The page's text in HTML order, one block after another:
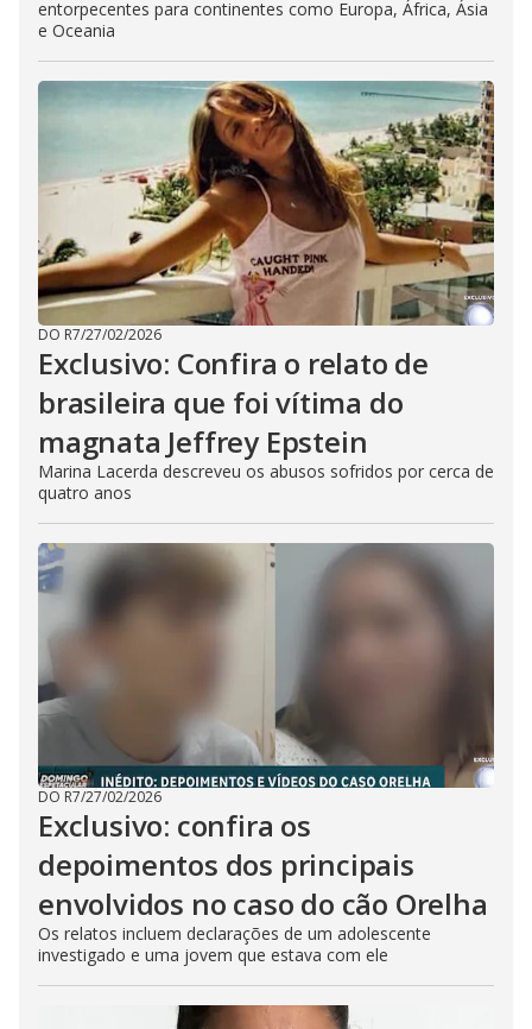
entorpecentes para continentes como Europa, África, Ásia
e Oceania
DO R7/27/02/2026
Exclusivo: Confira o relato de
brasileira que foi vítima do
magnata Jeffrey Epstein
Marina Lacerda descreveu os abusos sofridos por cerca de
quatro anos
DO R7/27/02/2026
Exclusivo: confira os
depoimentos dos principais
envolvidos no caso do cão Orelha
Os relatos incluem declarações de um adolescente
investigado e uma jovem que estava com ele